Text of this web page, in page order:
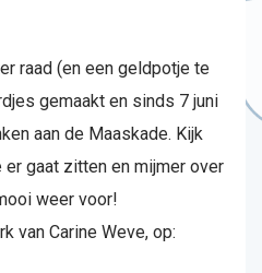
raad (en een geldpotje te
gemaakt en sinds 7 juni
aan de Maaskade. Kijk
gaat zitten en mijmer over
weer voor!
van Carine Weve, op: